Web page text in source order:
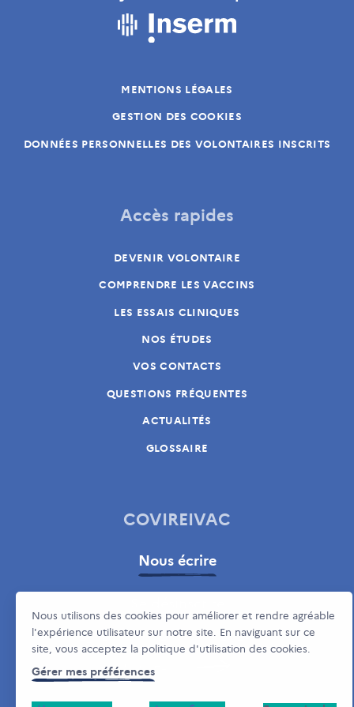
MENTIONS LÉGALES
GESTION DES COOKIES
DONNÉES PERSONNELLES DES VOLONTAIRES INSCRITS
Accès rapides
DEVENIR VOLONTAIRE
COMPRENDRE LES VACCINS
LES ESSAIS CLINIQUES
NOS ÉTUDES
VOS CONTACTS
QUESTIONS FRÉQUENTES
ACTUALITÉS
GLOSSAIRE
COVIREIVAC
Nous écrire
Vous avez besoin d'aide pour votre désinscription ?
Nous utilisons des cookies pour améliorer et rendre agréable
l'expérience utilisateur sur notre site. En naviguant sur ce
site, vous acceptez la politique d'utilisation des cookies.
Gérer mes préférences